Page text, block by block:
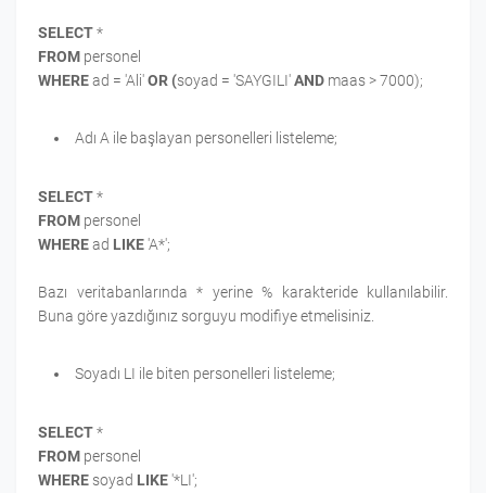
SELECT*
FROM personel
WHEREad = 'Ali'OR (soyad = 'SAYGILI'AND maas > 7000);
Adı A ile başlayan personelleri listeleme;
SELECT*
FROM personel
WHEREad LIKE'A*';
Bazı veritabanlarında * yerine % karakteride kullanılabilir.
Buna göre yazdığınız sorguyu modifiye etmelisiniz.
Soyadı LI ile biten personelleri listeleme;
SELECT*
FROM personel
WHERE soyad LIKE'*LI';